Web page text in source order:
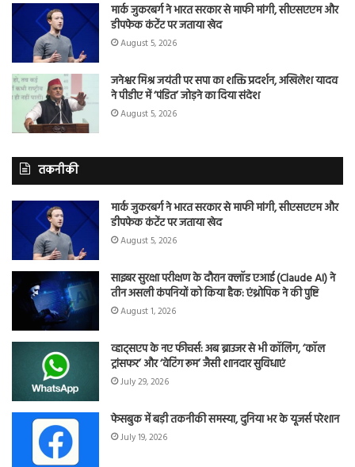
मार्क जुकरबर्ग ने भारत सरकार से माफी मांगी, सीएसएएम और
डीपफेक कंटेंट पर जताया खेद
August 5, 2026
जनेश्वर मिश्र जयंती पर सपा का शक्ति प्रदर्शन, अखिलेश यादव
ने पीडीए में ‘पंडित’ जोड़ने का दिया संदेश
August 5, 2026
तकनीकी
मार्क जुकरबर्ग ने भारत सरकार से माफी मांगी, सीएसएएम और
डीपफेक कंटेंट पर जताया खेद
August 5, 2026
साइबर सुरक्षा परीक्षण के दौरान क्लॉड एआई (Claude AI) ने
तीन असली कंपनियों को किया हैक: एंथ्रोपिक ने की पुष्टि
August 1, 2026
व्हाट्सएप के नए फीचर्स: अब ब्राउजर से भी कॉलिंग, ‘कॉल
ट्रांसफर’ और ‘वेटिंग रूम’ जैसी शानदार सुविधाएं
July 29, 2026
फेसबुक में बड़ी तकनीकी समस्या, दुनिया भर के यूजर्स परेशान
July 19, 2026